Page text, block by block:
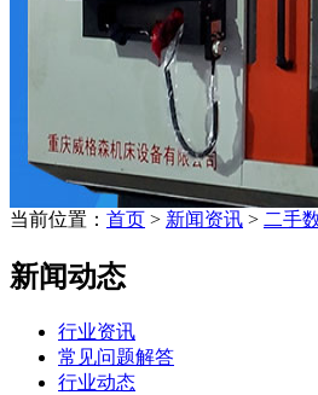
当前位置： 首页 > 新闻资讯 > 二手
新闻动态
行业资讯
常见问题解答
行业动态